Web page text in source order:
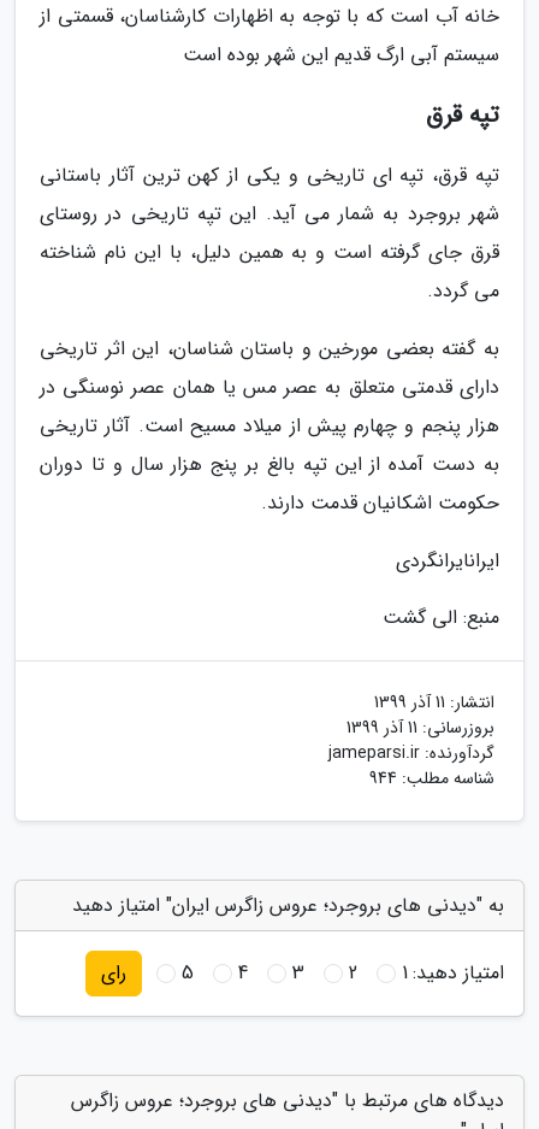
خانه آب است که با توجه به اظهارات کارشناسان، قسمتی از
سیستم آبی ارگ قدیم این شهر بوده است
تپه قرق
تپه قرق، تپه ای تاریخی و یکی از کهن ترین آثار باستانی
شهر بروجرد به شمار می آید. این تپه تاریخی در روستای
قرق جای گرفته است و به همین دلیل، با این نام شناخته
می گردد.
به گفته بعضی مورخین و باستان شناسان، این اثر تاریخی
دارای قدمتی متعلق به عصر مس یا همان عصر نوسنگی در
هزار پنجم و چهارم پیش از میلاد مسیح است. آثار تاریخی
به دست آمده از این تپه بالغ بر پنج هزار سال و تا دوران
حکومت اشکانیان قدمت دارند.
ایرانایرانگردی
منبع: الی گشت
انتشار: 11 آذر 1399
بروزرسانی: 11 آذر 1399
گردآورنده: jameparsi.ir
شناسه مطلب: 944
به "دیدنی های بروجرد؛ عروس زاگرس ایران" امتیاز دهید
امتیاز دهید:1
2
3
4
5 رای
دیدگاه های مرتبط با "دیدنی های بروجرد؛ عروس زاگرس